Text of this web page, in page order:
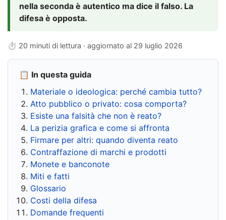
nella seconda è autentico ma dice il falso. La
difesa è opposta.
⏱ 20 minuti di lettura · aggiornato al 29 luglio 2026
📋 In questa guida
Materiale o ideologica: perché cambia tutto?
Atto pubblico o privato: cosa comporta?
Esiste una falsità che non è reato?
La perizia grafica e come si affronta
Firmare per altri: quando diventa reato
Contraffazione di marchi e prodotti
Monete e banconote
Miti e fatti
Glossario
Costi della difesa
Domande frequenti